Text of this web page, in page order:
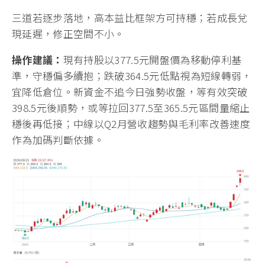
三道若逐步落地，高本益比框架方可持穩；若成長兌
現延遲，修正空間不小。
操作建議： 現有持股以377.5元開盤價為移動停利基
準，守穩偏多續抱；跌破364.5元低點視為短線轉弱，
宜降低倉位。新資金不追今日強勢收盤，等有效突破
398.5元後順勢，或等拉回377.5至365.5元區間量縮止
穩後再低接；中線以Q2月營收趨勢與毛利率改善速度
作為加碼判斷依據。